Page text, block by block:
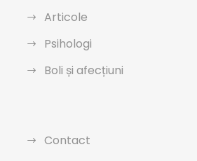
Articole
Psihologi
Boli și afecțiuni
Contact